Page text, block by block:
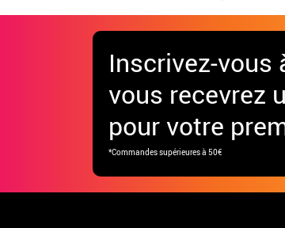
Inscrivez-vous
vous recevrez
pour votre
*Commandes supérieures à 50€